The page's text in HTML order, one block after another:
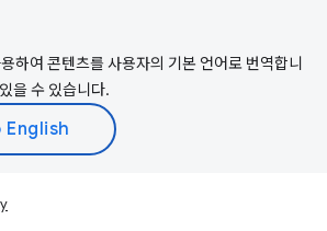
하여 콘텐츠를 사용자의 기본 언어로 번역합니
을 수 있습니다.